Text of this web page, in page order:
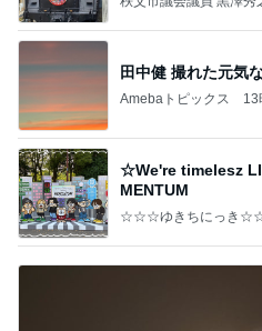
田中健 撮れた元気
Amebaトピックス 13
☆We're timelesz
MENTUM
☆☆☆ゆきちにっき